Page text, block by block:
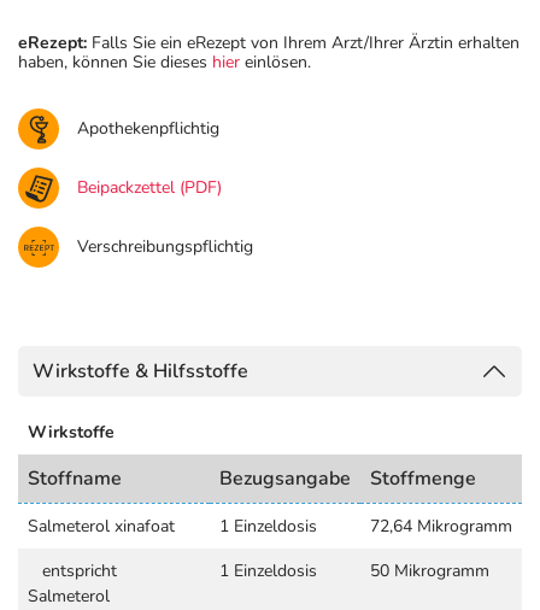
eRezept: Falls Sie ein eRezept von Ihrem Arzt/Ihrer Ärztin erhalten
haben, können Sie dieses hier einlösen.
Apothekenpflichtig
Beipackzettel (PDF)
Verschreibungspflichtig
Wirkstoffe & Hilfsstoffe
Wirkstoffe
Stoffname Bezugsangabe Stoffmenge
Salmeterol xinafoat 1 Einzeldosis
72,64 Mikrogramm
entspricht
Salmeterol
1 Einzeldosis 50 Mikrogramm